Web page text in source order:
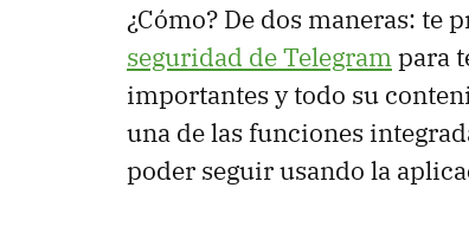
¿Cómo? De dos maneras: te
seguridad de Telegrampara
importantes y todo su
una de las funciones
poder seguir usando la